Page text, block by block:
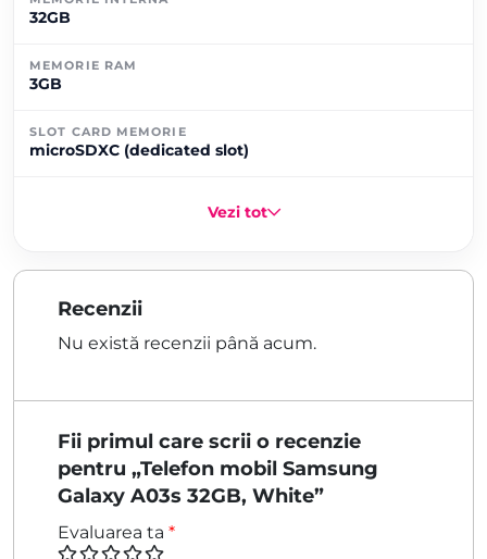
32GB
MEMORIE RAM
3GB
SLOT CARD MEMORIE
microSDXC (dedicated slot)
Vezi tot
Recenzii
Nu există recenzii până acum.
Fii primul care scrii o recenzie
pentru „Telefon mobil Samsung
Galaxy A03s 32GB, White”
Evaluarea ta *